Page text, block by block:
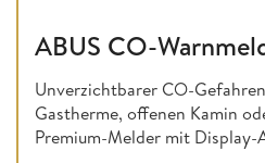
ABUS CO-
Unverzichtbarer CO-
Gastherme, offenen Kamin
Premium-Melder mit Display-